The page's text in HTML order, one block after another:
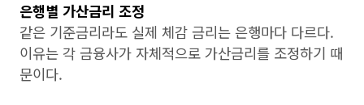
은행별 가산금리 조정
같은 기준금리라도 실제 체감 금리는 은행마다 다르다.
이유는 각 금융사가 자체적으로 가산금리를 조정하기 때
문이다.